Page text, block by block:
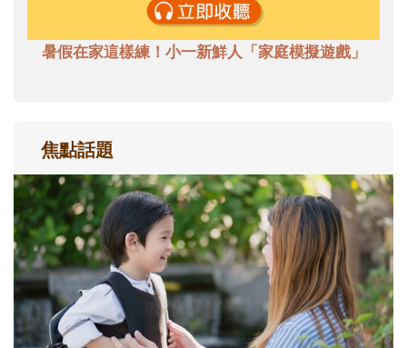
暑假在家這樣練！小一新鮮人「家庭模擬遊戲」
焦點話題
和孩子一起長大的那個男人│讀懂父親的
不同模樣
沒有人天生就擅長當爸爸！男人總是在一次
次「前所未有」的體驗中，跟著孩子一起長
大。從給予安全感的肢體遊戲，到獨立自